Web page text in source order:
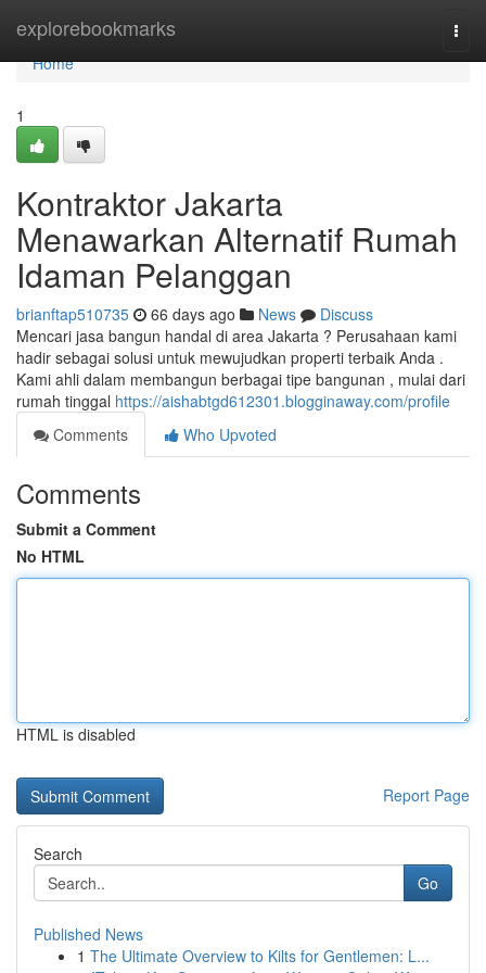
explorebookmarks
Home
Home
1
Kontraktor Jakarta
Menawarkan Alternatif Rumah
Idaman Pelanggan
brianftap510735 66 days ago News
Discuss
Mencari jasa bangun handal di area Jakarta ? Perusahaan kami
hadir sebagai solusi untuk mewujudkan properti terbaik Anda .
Kami ahli dalam membangun berbagai tipe bangunan , mulai dari
rumah tinggal https://aishabtgd612301.blogginaway.com/profile
Comments
Who Upvoted
Comments
Submit a Comment
No HTML
HTML is disabled
Report Page
Search
Go
Published News
1 The Ultimate Overview to Kilts for Gentlemen: L...